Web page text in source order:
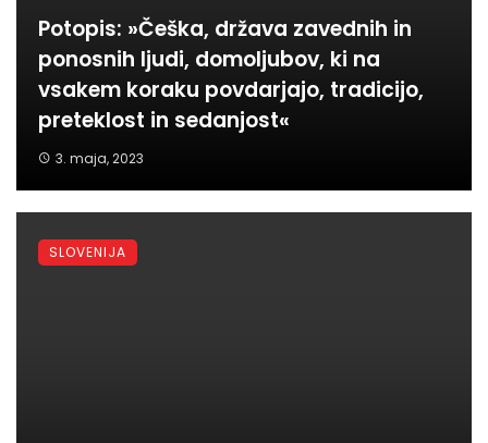
Potopis: »Češka, država zavednih in
ponosnih ljudi, domoljubov, ki na
vsakem koraku povdarjajo, tradicijo,
preteklost in sedanjost«
3. maja, 2023
SLOVENIJA